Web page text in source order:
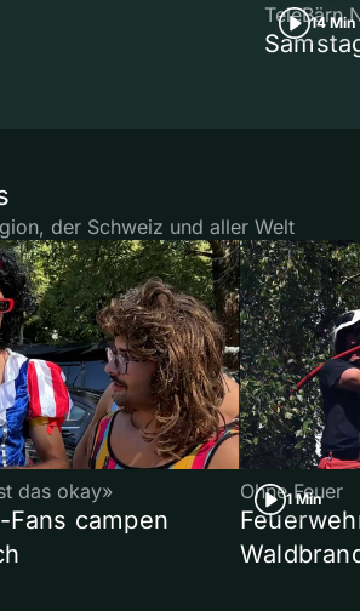
14 Min
TeleBärn
der Schweiz und aller Welt
das okay»
campen
1 Min
Ohne Feuer